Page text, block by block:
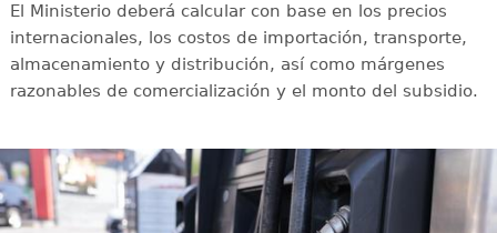
El Ministerio deberá calcular con base en los precios
internacionales, los costos de importación, transporte,
almacenamiento y distribución, así como márgenes
razonables de comercialización y el monto del subsidio.